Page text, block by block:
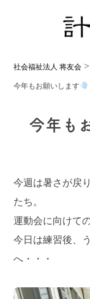
社会福祉法人 将友会
今年もお願いします
今年も
今週は暑さが戻
たち。
運動会に向けて
今日は練習後、
へ・・・